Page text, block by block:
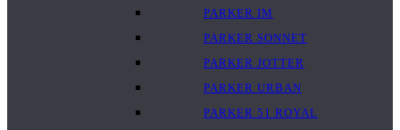
PARKER IM
PARKER SONNET
PARKER JOTTER
PARKER URBAN
PARKER 51 ROYAL